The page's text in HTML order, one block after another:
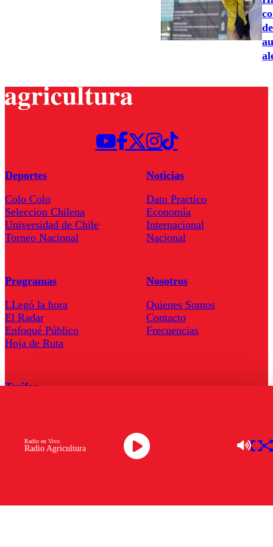
Radio Agricultura
Radio en Vivo
Deportes
Colo Colo
Seleccion Chilena
Universidad de Chile
Torneo Nacional
Noticias
Dato Practico
Economía
Internacional
Nacional
Programas
LLegó la hora
El Radar
Enfoqué Público
Hoja de Ruta
Nosotros
Quienes Somos
Contacto
Frecuencias
Tarifas
Descarga la APP